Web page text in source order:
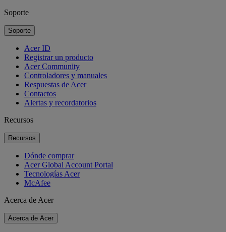
Soporte
Soporte
Acer ID
Registrar un producto
Acer Community
Controladores y manuales
Respuestas de Acer
Contactos
Alertas y recordatorios
Recursos
Recursos
Dónde comprar
Acer Global Account Portal
Tecnologías Acer
McAfee
Acerca de Acer
Acerca de Acer